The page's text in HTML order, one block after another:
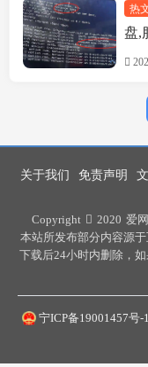
技
热
盘,
关于我们 免责声明
Copyright
2020 爱
本站所发布部分内容源
下载后24小时内删除，
宁ICP备19001457号-1